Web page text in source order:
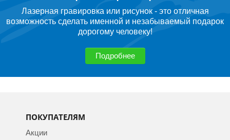
Лазерная гравировка или рисунок - это отличная
возможность сделать именной и незабываемый подарок
дорогому человеку!
Подробнее
ПОКУПАТЕЛЯМ
Акции